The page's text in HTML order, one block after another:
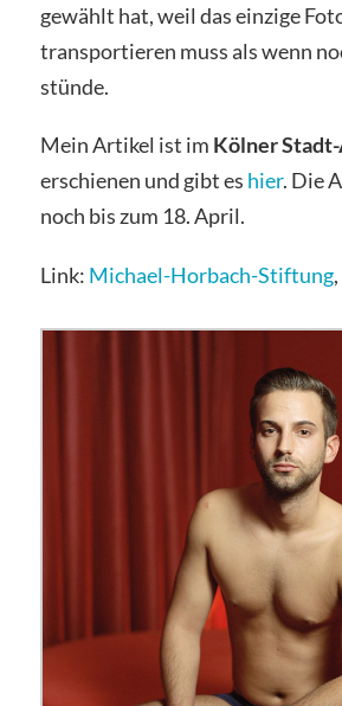
gewählt hat, weil das einzige
transportieren muss als wenn
stünde.
Mein Artikel ist im Kölner
erschienen und gibt es hier. Die
noch bis zum 18. April.
Link: Michael-Horbach-Stiftung,